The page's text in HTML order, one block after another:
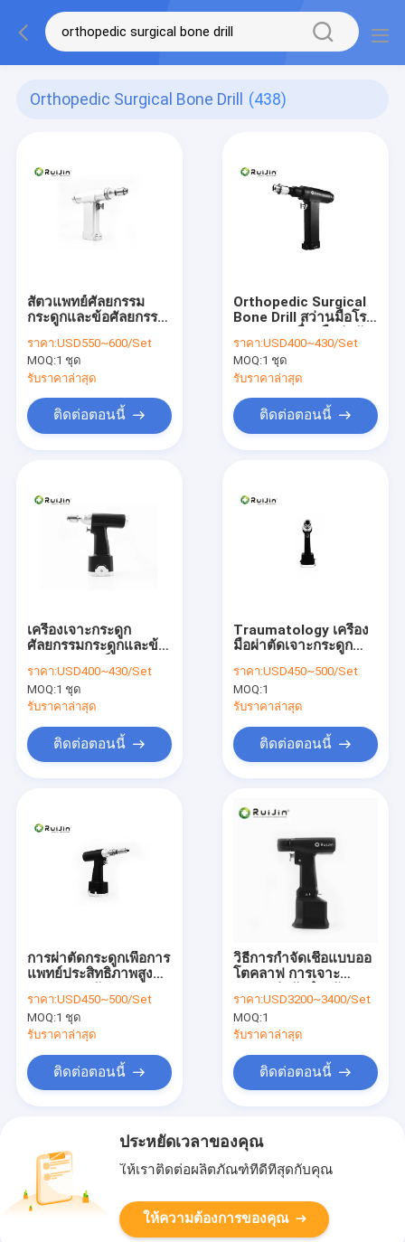
Orthopedic Surgical Bone Drill (438)
สัตวแพทย์ศัลยกรรม
กระดูกและข้อศัลยกรรม
Cannulated กระดูก
เจาะสำหรับกระดูก
ขนาดเล็ก
ราคา:USD550~600/Set
MOQ:1 ชุด
รับราคาล่าสุด
ติดต่อตอนนี้
Orthopedic Surgical
Bone Drill สว่านมือโรง
1100rmp
ราคา:USD400~430/Set
MOQ:1 ชุด
รับราคาล่าสุด
ติดต่อตอนนี้
เครื่องเจาะกระดูก
ศัลยกรรมกระดูกและข้อ
ราคา:USD400~430/Set
MOQ:1 ชุด
รับราคาล่าสุด
ติดต่อตอนนี้
Traumatology เครื่อง
มือผ่าตัดเจาะกระดูก
Function Canulate
Wire Pin
ราคา:USD450~500/Set
MOQ:1
รับราคาล่าสุด
ติดต่อตอนนี้
การผ่าตัดกระดูกเพื่อการ
แพทย์ประสิทธิภาพสูง
สว่านเจาะกระดูก
ราคา:USD450~500/Set
MOQ:1 ชุด
รับราคาล่าสุด
ติดต่อตอนนี้
วิธีการกําจัดเชื้อแบบออ
โตคลาฟ การเจาะ
เครื่องมือพลังงานผ่าตัด
ราคา:USD3200~3400/Set
MOQ:1
รับราคาล่าสุด
ติดต่อตอนนี้
ประหยัดเวลาของคุณ
ให้เราติดต่อผลิตภัณฑ์ที่ดีที่สุดกับคุณ
ให้ความต้องการของคุณ